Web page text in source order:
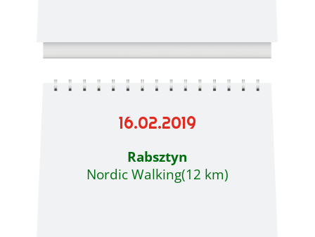
16.02.2019
Rabsztyn
Nordic Walking(12 km)